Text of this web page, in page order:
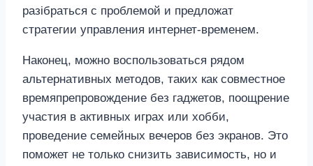
разібраться с проблемой и предложат
стратегии управления интернет-временем.
Наконец, можно воспользоваться рядом
альтернативных методов, таких как совместное
времяпрепровождение без гаджетов, поощрение
участия в активных играх или хобби,
проведение семейных вечеров без экранов. Это
поможет не только снизить зависимость, но и